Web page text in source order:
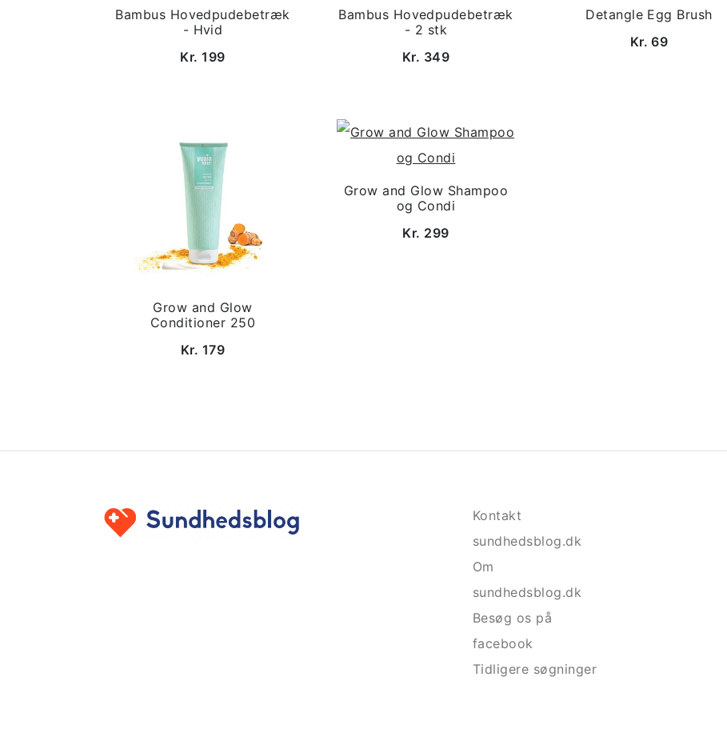
Bambus Hovedpudebetræk
- Hvid
Kr. 199
Bambus Hovedpudebetræk
- 2 stk
Kr. 349
Detangle Egg Brush
Kr. 69
Grow and Glow
Conditioner 250
Kr. 179
Grow and Glow Shampoo
og Condi
Kr. 299
Kontakt
sundhedsblog.dk
Om
sundhedsblog.dk
Besøg os på
facebook
Tidligere søgninger